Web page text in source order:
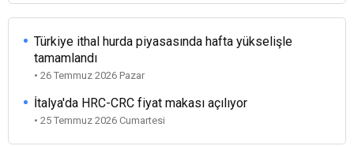
Türkiye ithal hurda piyasasında hafta yükselişle
tamamlandı
• 26 Temmuz 2026 Pazar
İtalya'da HRC-CRC fiyat makası açılıyor
• 25 Temmuz 2026 Cumartesi